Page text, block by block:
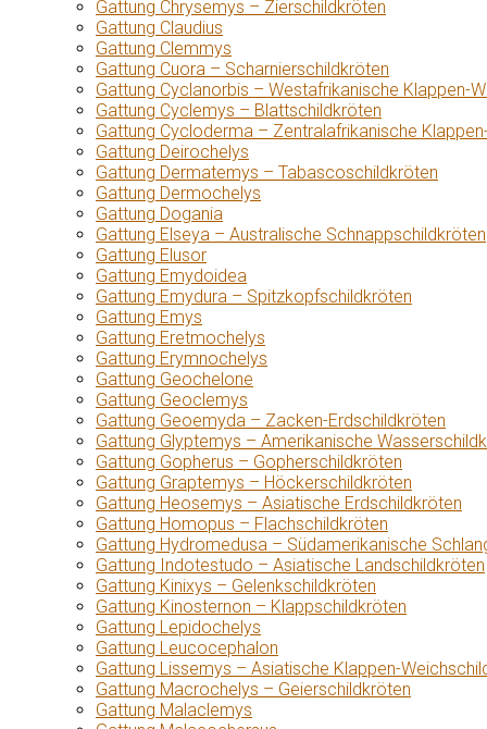
Gattung Chrysemys – Zierschildkröten
Gattung Claudius
Gattung Clemmys
Gattung Cuora – Scharnierschildkröten
Gattung Cyclanorbis – Westafrikanische Klappen-
Gattung Cyclemys – Blattschildkröten
Gattung Cycloderma – Zentralafrikanische
Gattung Deirochelys
Gattung Dermatemys – Tabascoschildkröten
Gattung Dermochelys
Gattung Dogania
Gattung Elseya – Australische Schnappschildkröten
Gattung Elusor
Gattung Emydoidea
Gattung Emydura – Spitzkopfschildkröten
Gattung Emys
Gattung Eretmochelys
Gattung Erymnochelys
Gattung Geochelone
Gattung Geoclemys
Gattung Geoemyda – Zacken-Erdschildkröten
Gattung Glyptemys – Amerikanische
Gattung Gopherus – Gopherschildkröten
Gattung Graptemys – Höckerschildkröten
Gattung Heosemys – Asiatische Erdschildkröten
Gattung Homopus – Flachschildkröten
Gattung Hydromedusa – Südamerikanische
Gattung Indotestudo – Asiatische Landschildkröten
Gattung Kinixys – Gelenkschildkröten
Gattung Kinosternon – Klappschildkröten
Gattung Lepidochelys
Gattung Leucocephalon
Gattung Lissemys – Asiatische Klappen-
Gattung Macrochelys – Geierschildkröten
Gattung Malaclemys